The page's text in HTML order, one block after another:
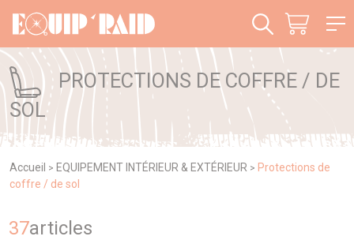
PROTECTIONS DE COFFRE / DE
SOL
Accueil > EQUIPEMENT INTÉRIEUR & EXTÉRIEUR > Protections de
coffre / de sol
37articles
Panneau de gestion des cookies